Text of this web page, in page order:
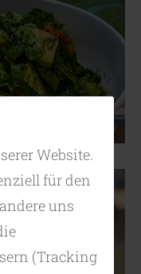
Website.
für den
uns
(Tracking